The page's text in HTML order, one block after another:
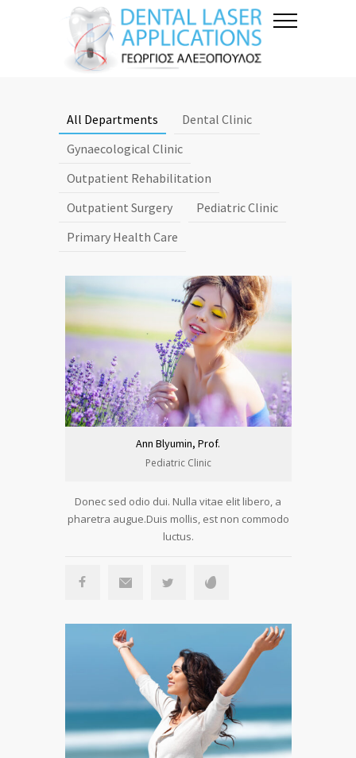
All Departments
Dental Clinic
Gynaecological Clinic
Outpatient Rehabilitation
Outpatient Surgery
Pediatric Clinic
Primary Health Care
Ann Blyumin, Prof.
Pediatric Clinic
Donec sed odio dui. Nulla vitae elit libero, a
pharetra augue.Duis mollis, est non commodo
luctus.